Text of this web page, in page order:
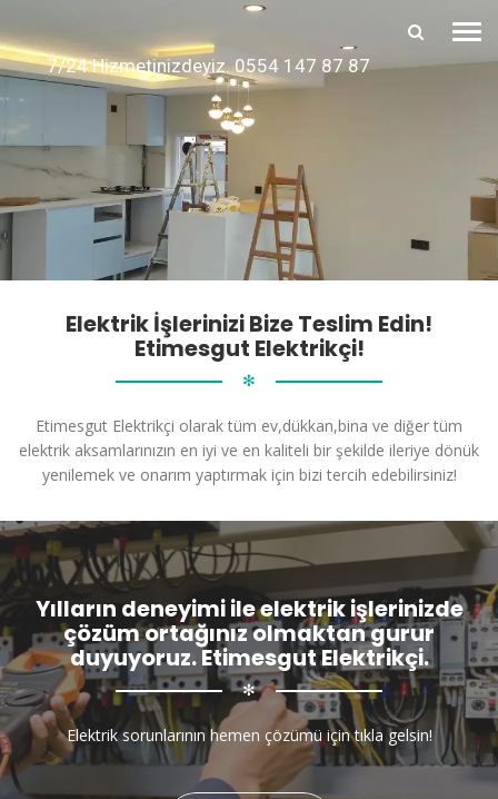
7/24 Hizmetinizdeyiz. 0554 147 87 87
Elektrik İşlerinizi Bize Teslim Edin!
Etimesgut Elektrikçi!
✻
Etimesgut Elektrikçi olarak tüm ev,dükkan,bina ve diğer tüm
elektrik aksamlarınızın en iyi ve en kaliteli bir şekilde ileriye dönük
yenilemek ve onarım yaptırmak için bizi tercih edebilirsiniz!
Yılların deneyimi ile elektrik işlerinizde
çözüm ortağınız olmaktan gurur
duyuyoruz. Etimesgut Elektrikçi.
✻
Elektrik sorunlarının hemen çözümü için tıkla gelsin!